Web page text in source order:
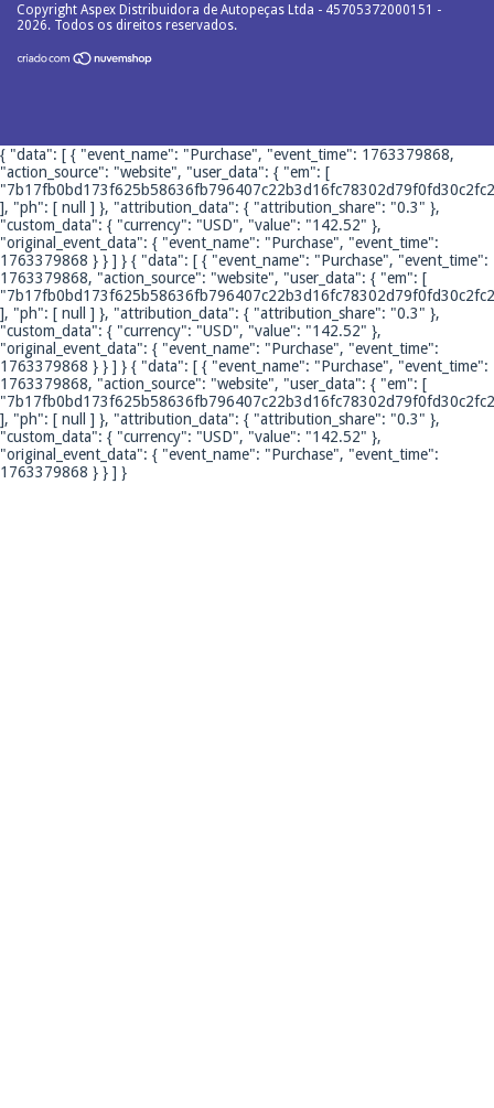
Copyright Aspex Distribuidora de Autopeças Ltda - 45705372000151 -
2026. Todos os direitos reservados.
{ "data": [ { "event_name": "Purchase", "event_time": 1763379868,
"action_source": "website", "user_data": { "em": [
], "ph": [ null ] }, "attribution_data": { "attribution_share": "0.3" },
"custom_data": { "currency": "USD", "value": "142.52" },
"original_event_data": { "event_name": "Purchase", "event_time":
1763379868 } } ] } { "data": [ { "event_name": "Purchase", "event_time":
1763379868, "action_source": "website", "user_data": { "em": [
], "ph": [ null ] }, "attribution_data": { "attribution_share": "0.3" },
"custom_data": { "currency": "USD", "value": "142.52" },
"original_event_data": { "event_name": "Purchase", "event_time":
1763379868 } } ] } { "data": [ { "event_name": "Purchase", "event_time":
1763379868, "action_source": "website", "user_data": { "em": [
], "ph": [ null ] }, "attribution_data": { "attribution_share": "0.3" },
"custom_data": { "currency": "USD", "value": "142.52" },
"original_event_data": { "event_name": "Purchase", "event_time":
1763379868 } } ] }